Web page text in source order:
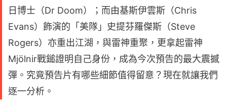
日博士（Dr Doom）；而由基斯伊雲斯（Chris
Evans）飾演的「美隊」史提芬羅傑斯（Steve
Rogers）亦重出江湖，與雷神重聚，更拿起雷神
Mjölnir戰鎚證明自己身份，成為今次預告的最大震撼
彈。究竟預告片有哪些細節值得留意？現在就讓我們
逐一分析。